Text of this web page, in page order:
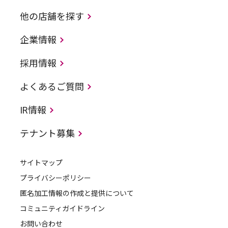
他の店舗を探す
企業情報
採用情報
よくあるご質問
IR情報
テナント募集
サイトマップ
プライバシーポリシー
匿名加工情報の作成と提供について
コミュニティガイドライン
お問い合わせ